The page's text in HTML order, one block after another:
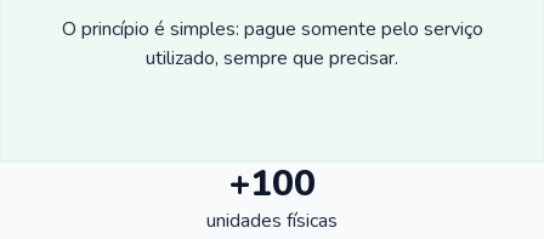
O princípio é simples: pague somente pelo serviço
utilizado, sempre que precisar.
+100
unidades físicas